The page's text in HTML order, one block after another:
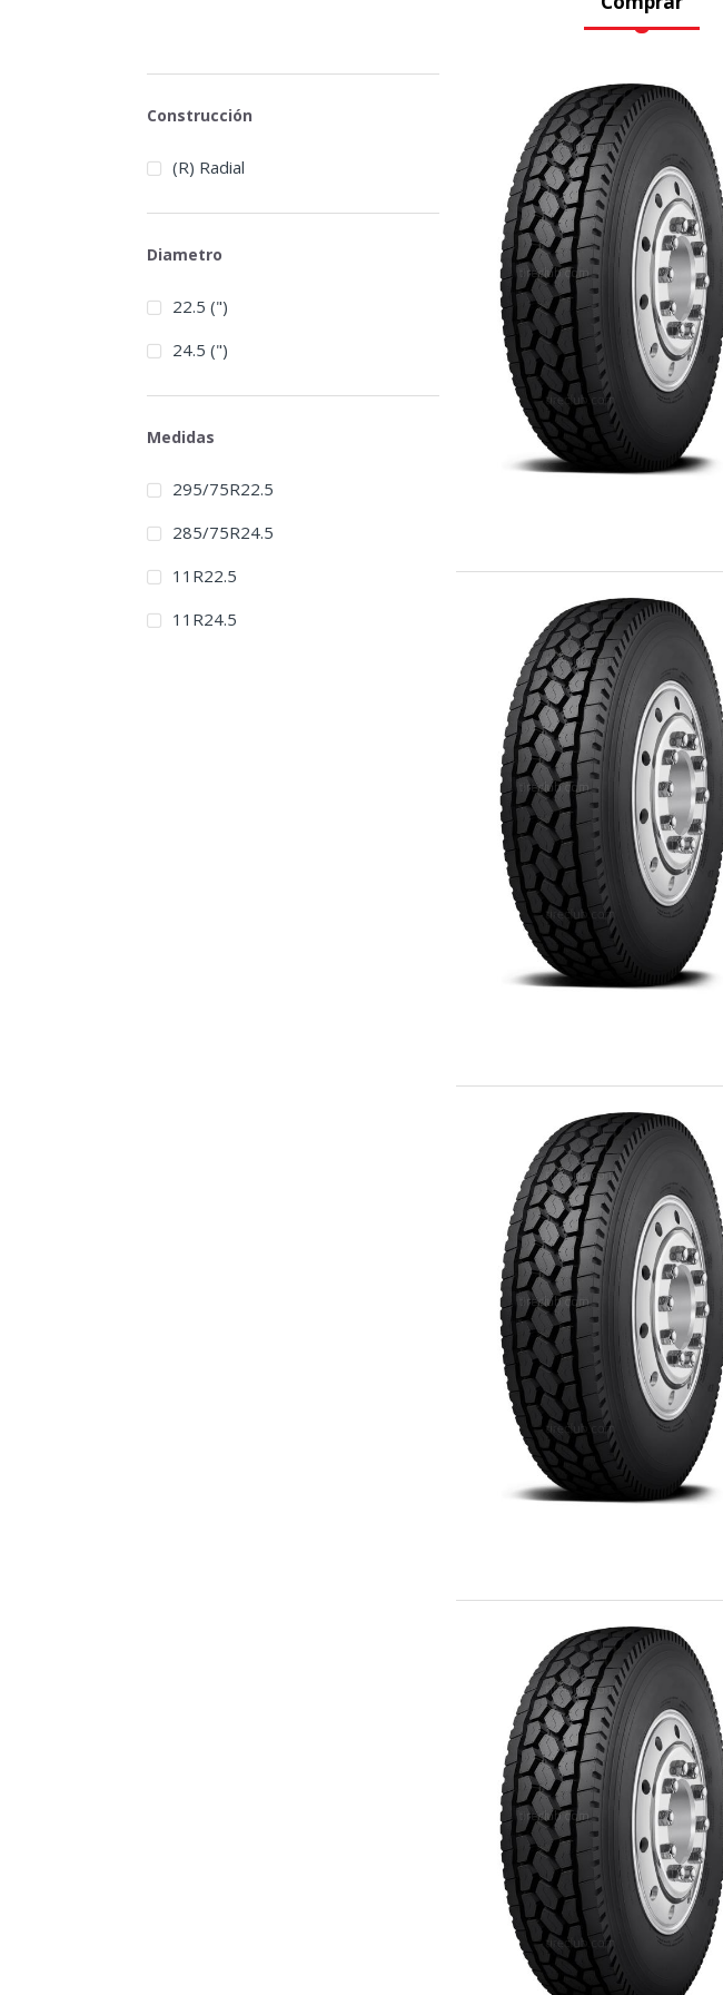
Construcción
(R) Radial
Diametro
22.5 (")
24.5 (")
Medidas
295/75R22.5
285/75R24.5
11R22.5
11R24.5